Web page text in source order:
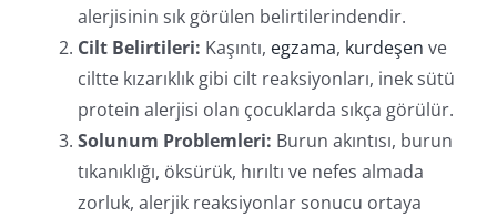
alerjisinin sık görülen belirtilerindendir.
Cilt Belirtileri: Kaşıntı, egzama, kurdeşen ve
ciltte kızarıklık gibi cilt reaksiyonları, inek sütü
protein alerjisi olan çocuklarda sıkça görülür.
Solunum Problemleri: Burun akıntısı, burun
tıkanıklığı, öksürük, hırıltı ve nefes almada
zorluk, alerjik reaksiyonlar sonucu ortaya